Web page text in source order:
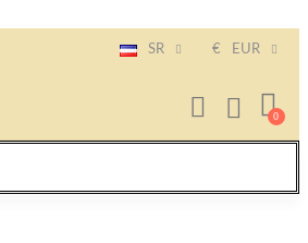
SR € EUR